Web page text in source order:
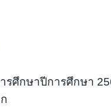
รศึกษาปีการศึกษา